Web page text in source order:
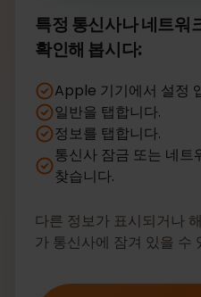
특정 통신사나 네트워
확인해 봅시다:
Apple 기기에서 설정
일반을 탭합니다.
정보를 탭합니다.
통신사 잠금 또는 네트
찾습니다.
다른 정보가 표시되거나
가 통신사에 잠겨 있을 수